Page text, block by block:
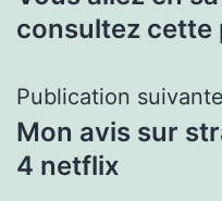
de
consultez cette
Publication suivante
Mon avis sur
4 netflix